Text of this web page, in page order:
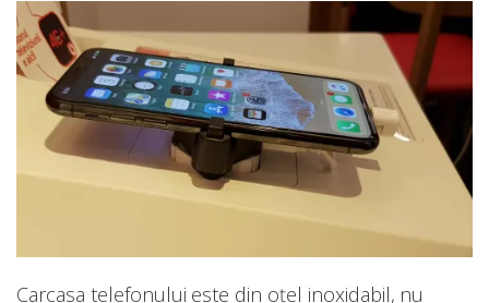
Carcasa telefonului este din oțel inoxidabil, nu